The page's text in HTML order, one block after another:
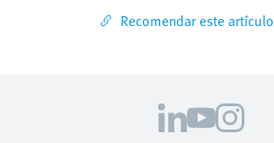
Recomendar este artículo